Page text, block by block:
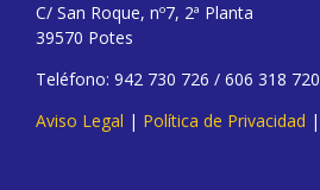
C/ San Roque, nº7, 2ª Planta
39570 Potes
Teléfono: 942 730 726 / 606 318 720
Aviso Legal | Política de Privacidad |